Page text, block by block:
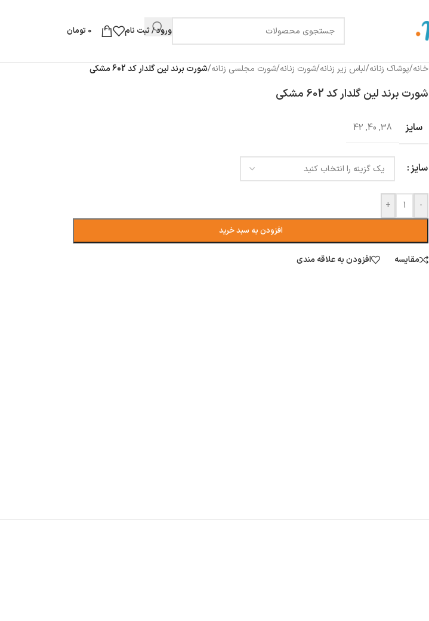
ورود / ثبت نام 0 تومان
خانه/پوشاک زنانه/لباس زیر زنانه/شورت زنانه/شورت مجلسی زنانه/شورت برند لین گلدار کد 602 مشکی
شورت برند لین گلدار کد 602 مشکی
سایز 38
,
40
,
42
سایز
-
+
افزودن به سبد خرید
مقایسه افزودن به علاقه مندی